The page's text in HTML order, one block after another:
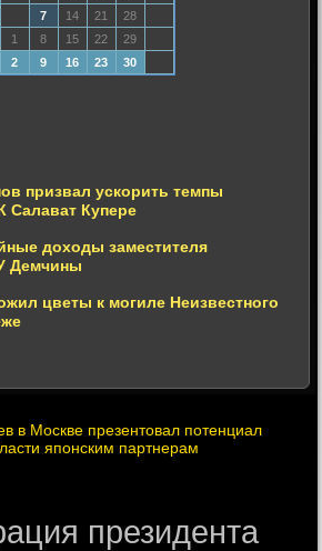
7 14 21
28
1 8 15 22
29
2 9 16 23 30
призвал ускорить темпы
Салават Купере
доходы заместителя
Демчины
цветы к могиле Неизвестного
в Москве презентовал потенциал
японским партнерам
президента